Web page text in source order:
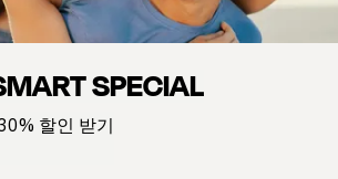
SPECIAL
할인 받기